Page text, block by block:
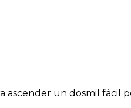
ascender un dosmil fácil